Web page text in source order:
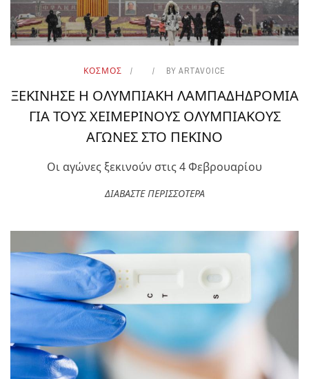
ΚΟΣΜΟΣ BY ARTAVOICE
ΞΕΚΙΝΗΣΕ Η ΟΛΥΜΠΙΑΚΗ ΛΑΜΠΑΔΗΔΡΟΜΙΑ
ΓΙΑ ΤΟΥΣ ΧΕΙΜΕΡΙΝΟΥΣ ΟΛΥΜΠΙΑΚΟΥΣ
ΑΓΩΝΕΣ ΣΤΟ ΠΕΚΙΝΟ
Οι αγώνες ξεκινούν στις 4 Φεβρουαρίου
ΔΙΑΒΑΣΤΕ ΠΕΡΙΣΣΟΤΕΡΑ